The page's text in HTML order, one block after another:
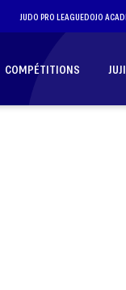
JUDO PRO LEAGUEDOJO
COMPÉTITIONS